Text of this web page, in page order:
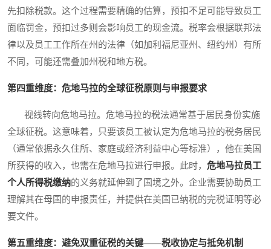
先扣除税款。这个过程需要精确的估算，预扣不足可能导致员工
面临罚金，预扣过多则会影响员工的现金流。税率会根据联邦法
律以及员工工作所在州的法律（如加利福尼亚州、纽约州）有所
不同，可能还需叠加州税和地方税。
第四重维度：危地马拉的全球征税原则与申报要求
视线转向危地马拉。危地马拉的税法通常基于居民身份实施
全球征税。这意味着，只要该员工被认定为危地马拉的税务居民
（通常依据永久住所、家庭或经济利益中心等标准），他在美国
所获得的收入，也需在危地马拉进行申报。此时， 危地马拉员工
个人所得税缴纳的义务就延伸到了国境之外。企业需要协助员工
理解其在母国的申报责任，并提供在美国已纳税的完税证明等必
要文件。
第五重维度：避免双重征税的关键——税收协定与抵免机制